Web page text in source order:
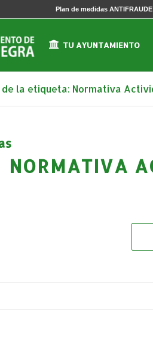
Plan de medidas ANTIFRAUDE
TU AYUNTAMIENTO
la etiqueta: Normativa
NORMATIVA